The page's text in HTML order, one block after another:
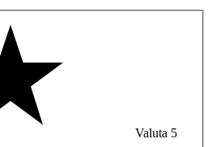
Valuta 5